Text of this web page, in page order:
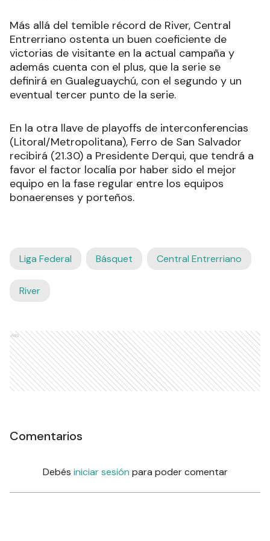
Más allá del temible récord de River, Central
Entrerriano ostenta un buen coeficiente de
victorias de visitante en la actual campaña y
además cuenta con el plus, que la serie se
definirá en Gualeguaychú, con el segundo y un
eventual tercer punto de la serie.
En la otra llave de playoffs de interconferencias
(Litoral/Metropolitana), Ferro de San Salvador
recibirá (21.30) a Presidente Derqui, que tendrá a
favor el factor localía por haber sido el mejor
equipo en la fase regular entre los equipos
bonaerenses y porteños.
Liga Federal Básquet Central Entrerriano
River
Ads
Comentarios
Debés iniciar sesión para poder comentar